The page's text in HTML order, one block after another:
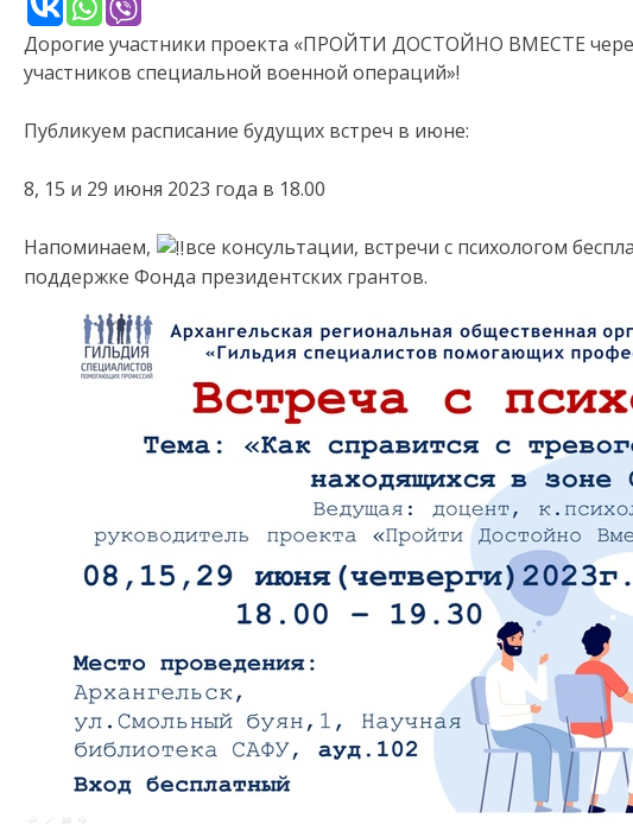
Дорогие участники проекта «ПРОЙТИ ДОСТОЙНО ВМЕСТЕ
участников специальной военной операций»!
Публикуем расписание будущих встреч в июне:
8, 15 и 29 июня 2023 года в 18.00
Напоминаем,
все консультации, встречи с психологом
поддержке Фонда президентских грантов.